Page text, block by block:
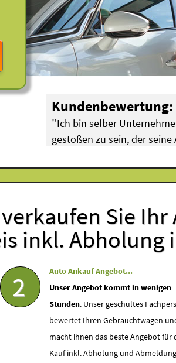
Kundenbewertung:
"Ich bin selber
gestoßen zu sein, der
Breuer aus Köln Pulheim (BMW
verkaufen Sie
inkl. Abholung
2
Auto Ankauf Angebot...
Unser Angebot kommt in wenigen
Stunden. Unser geschultes
bewertet Ihren Gebrauchtwagen
macht ihnen das beste Angebot für
Kauf inkl. Abholung und Abmeldung